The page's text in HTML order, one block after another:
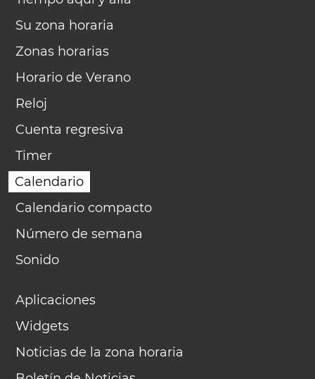
Su zona horaria
Zonas horarias
Horario de Verano
Reloj
Cuenta regresiva
Timer
Calendario
Calendario compacto
Número de semana
Sonido
Aplicaciones
Widgets
Noticias de la zona horaria